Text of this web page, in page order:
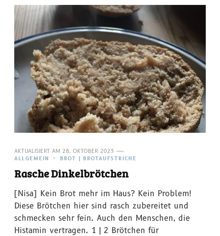
AKTUALISIERT AM 28. OKTOBER 2023
ALLGEMEIN
BROT | BROTAUFSTRICHE
Rasche Dinkelbrötchen
[Nisa] Kein Brot mehr im Haus? Kein Problem!
Diese Brötchen hier sind rasch zubereitet und
schmecken sehr fein. Auch den Menschen, die
Histamin vertragen. 1 | 2 Brötchen für